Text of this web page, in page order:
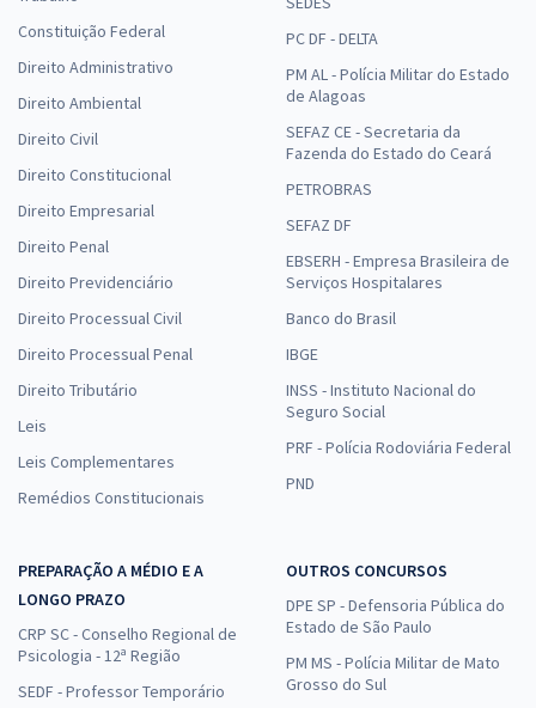
Constituição Federal
Direito Administrativo
Direito Ambiental
Direito Civil
Direito Constitucional
Direito Empresarial
Direito Penal
Direito Previdenciário
Direito Processual Civil
Direito Processual Penal
Direito Tributário
Leis
Leis Complementares
Remédios Constitucionais
PC DF - DELTA
PM AL - Polícia Militar do Estado
de Alagoas
SEFAZ CE - Secretaria da
Fazenda do Estado do Ceará
PETROBRAS
SEFAZ DF
EBSERH - Empresa Brasileira de
Serviços Hospitalares
Banco do Brasil
IBGE
INSS - Instituto Nacional do
Seguro Social
PRF - Polícia Rodoviária Federal
PND
PREPARAÇÃO A MÉDIO E A
LONGO PRAZO
CRP SC - Conselho Regional de
Psicologia - 12ª Região
SEDF - Professor Temporário
OUTROS CONCURSOS
DPE SP - Defensoria Pública do
Estado de São Paulo
PM MS - Polícia Militar de Mato
Grosso do Sul